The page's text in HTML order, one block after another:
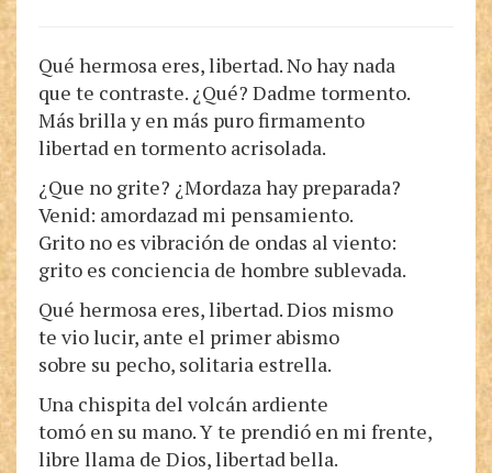
Qué hermosa eres, libertad. No hay nada
que te contraste. ¿Qué? Dadme tormento.
Más brilla y en más puro firmamento
libertad en tormento acrisolada.
¿Que no grite? ¿Mordaza hay preparada?
Venid: amordazad mi pensamiento.
Grito no es vibración de ondas al viento:
grito es conciencia de hombre sublevada.
Qué hermosa eres, libertad. Dios mismo
te vio lucir, ante el primer abismo
sobre su pecho, solitaria estrella.
Una chispita del volcán ardiente
tomó en su mano. Y te prendió en mi frente,
libre llama de Dios, libertad bella.